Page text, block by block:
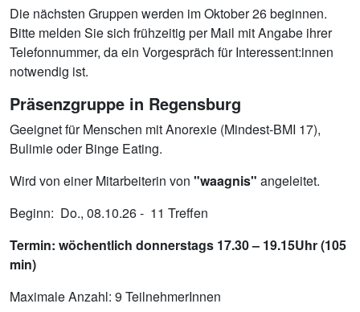
Die nächsten Gruppen werden im Oktober 26 beginnen.
Bitte melden Sie sich frühzeitig per Mail mit Angabe ihrer
Telefonnummer, da ein Vorgespräch für Interessent:innen
notwendig ist.
Präsenzgruppe in Regensburg
Geeignet für Menschen mit Anorexie (Mindest-BMI 17),
Bulimie oder Binge Eating.
Wird von einer Mitarbeiterin von "waagnis" angeleitet.
Beginn: Do., 08.10.26 - 11 Treffen
Termin: wöchentlich donnerstags 17.30 – 19.15Uhr (105
min)
Maximale Anzahl: 9 TeilnehmerInnen